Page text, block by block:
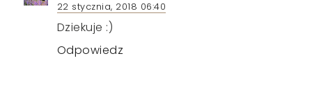
22 stycznia, 2018 06:40
Dziekuje :)
Odpowiedz